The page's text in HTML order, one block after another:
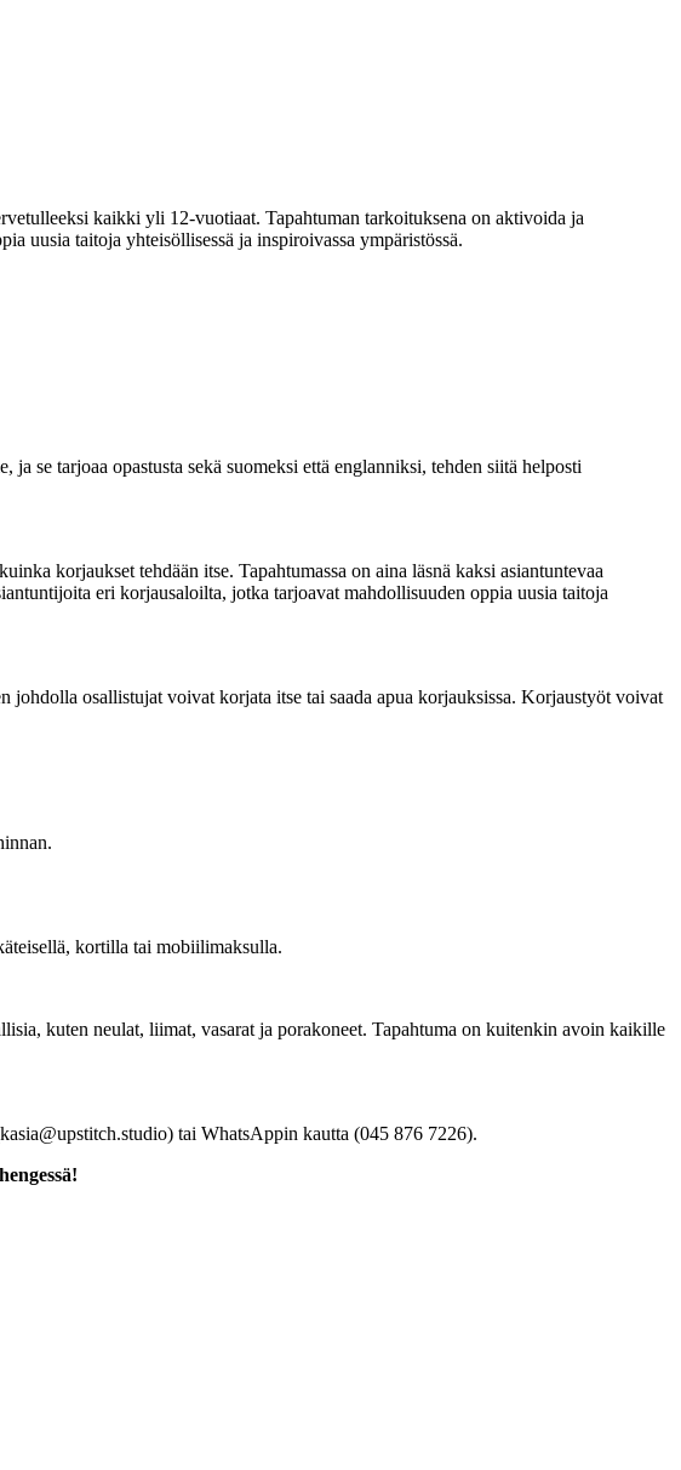
kaikki yli 12-vuotiaat. Tapahtuman tarkoituksena on aktivoida ja
uusia taitoja yhteisöllisessä ja inspiroivassa ympäristössä.
se tarjoaa opastusta sekä suomeksi että englanniksi, tehden siitä helposti
korjaukset tehdään itse. Tapahtumassa on aina läsnä kaksi asiantuntevaa
eri korjausaloilta, jotka tarjoavat mahdollisuuden oppia uusia taitoja
osallistujat voivat korjata itse tai saada apua korjauksissa. Korjaustyöt voivat
kortilla tai mobiilimaksulla.
kuten neulat, liimat, vasarat ja porakoneet. Tapahtuma on kuitenkin avoin kaikille
kasia@upstitch.studio) tai WhatsAppin kautta (045 876 7226).